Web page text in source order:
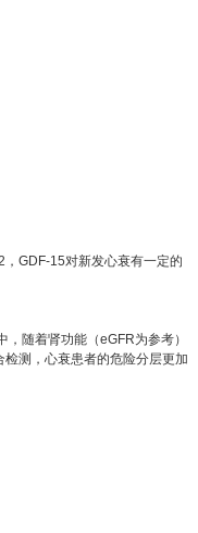
GDF‐15对新发心衰有一定的
随着肾功能（eGFR为参考）
测，心衰患者的危险分层更加